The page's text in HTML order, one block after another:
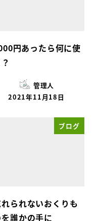
円あったら何に使
管理人
2021年11月18日
ブログ
られないおくりも
を誰かの手に